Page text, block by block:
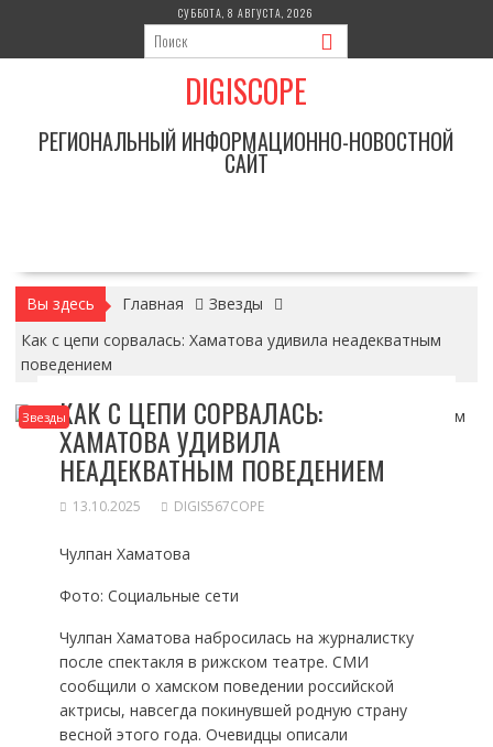
содержимому
СУББОТА, 8 АВГУСТА, 2026
DIGISCOPE
РЕГИОНАЛЬНЫЙ ИНФОРМАЦИОННО-НОВОСТНОЙ
САЙТ
Вы здесь Главная
Звезды
Как с цепи сорвалась: Хаматова удивила неадекватным
поведением
ЗвездыКАК С ЦЕПИ СОРВАЛАСЬ:
ХАМАТОВА УДИВИЛА
НЕАДЕКВАТНЫМ ПОВЕДЕНИЕМ
13.10.2025 DIGIS567COPE
Чулпан Хаматова
Фото: Социальные сети
Чулпан Хаматова набросилась на журналистку
после спектакля в рижском театре. СМИ
сообщили о хамском поведении российской
актрисы, навсегда покинувшей родную страну
весной этого года. Очевидцы описали